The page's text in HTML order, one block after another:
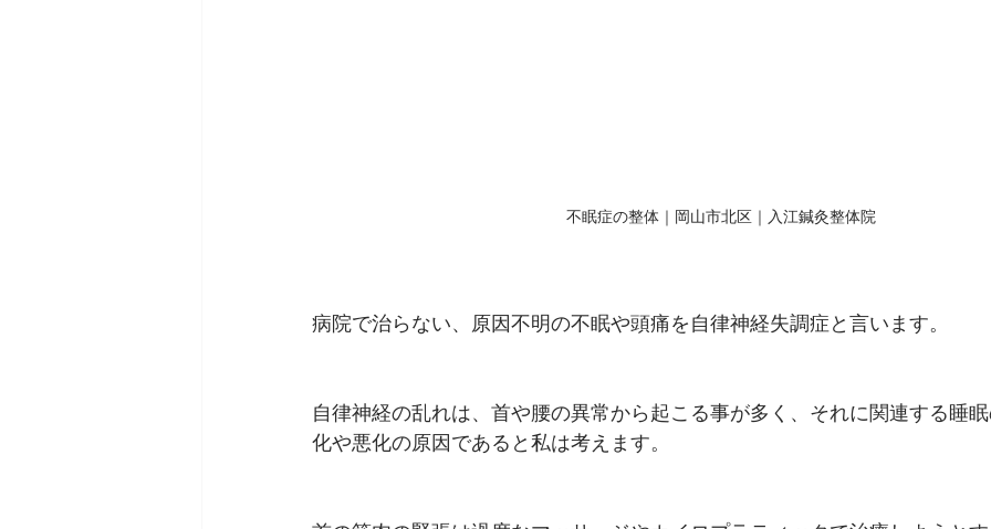
不眠症の整体｜岡山市北区｜入江鍼灸整体院
病院で治らない、原因不明の不眠や頭痛を自律神経失調症と言います。
自律神経の乱れは、首や腰の異常から起こる事が多く、それに関連する睡
化や悪化の原因であると私は考えます。